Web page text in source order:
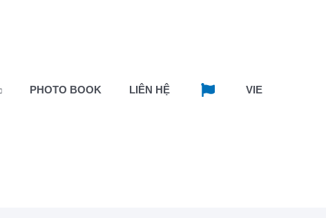
PHOTO BOOK LIÊN HỆ VIE